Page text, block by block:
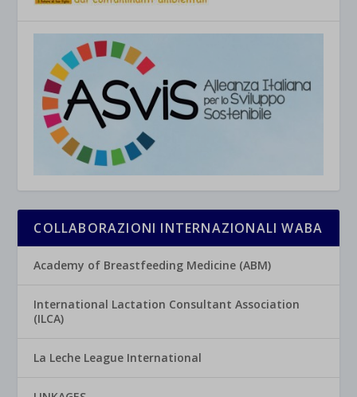
COLLABORAZIONI INTERNAZIONALI WABA
Academy of Breastfeeding Medicine (ABM)
International Lactation Consultant Association
(ILCA)
La Leche League International